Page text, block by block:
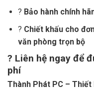
? Bảo hành chính
? Chiết khấu cho
văn phòng trọn bộ
? Liên hệ ngay để
phí
Thành Phát PC –